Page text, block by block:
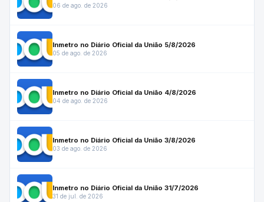
06 de ago. de 2026
Inmetro no Diário Oficial da União 5/8/2026
05 de ago. de 2026
Inmetro no Diário Oficial da União 4/8/2026
04 de ago. de 2026
Inmetro no Diário Oficial da União 3/8/2026
03 de ago. de 2026
Inmetro no Diário Oficial da União 31/7/2026
31 de jul. de 2026